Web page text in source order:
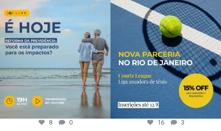
8 0 16 3